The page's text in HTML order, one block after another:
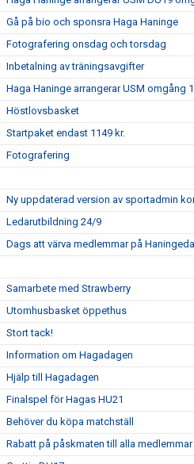
Gå på bio och sponsra Haga Haninge
Fotografering onsdag och torsdag
Inbetalning av träningsavgifter
Haga Haninge arrangerar USM omgång 1
Höstlovsbasket
Startpaket endast 1149 kr.
Fotografering
Ny uppdaterad version av sportadmin
Ledarutbildning 24/9
Dags att värva medlemmar på
Samarbete med Strawberry
Utomhusbasket öppethus
Stort tack!
Information om Hagadagen
Hjälp till Hagadagen
Finalspel för Hagas HU21
Behöver du köpa matchställ
Rabatt på påskmaten till alla medlemmar